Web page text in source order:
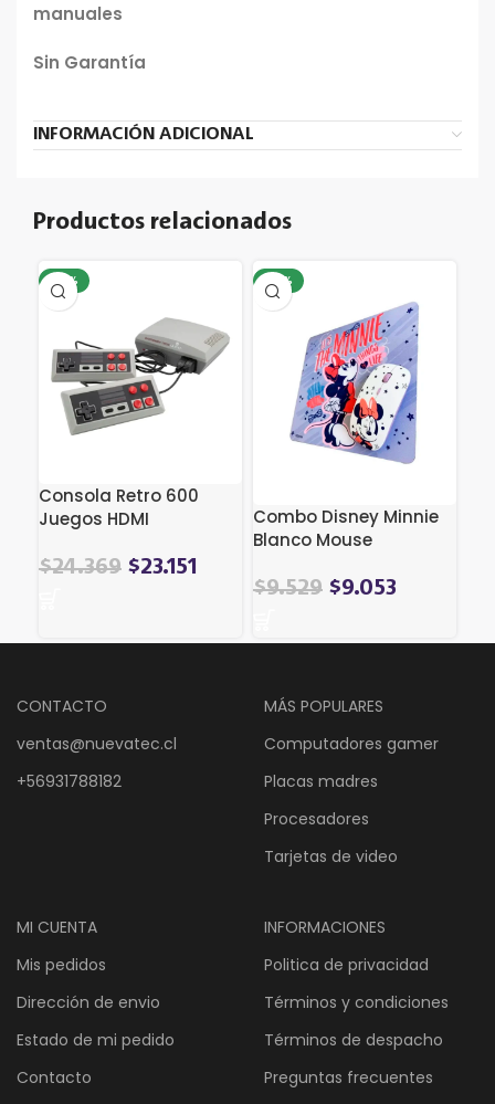
manuales
Sin Garantía
INFORMACIÓN ADICIONAL
Productos relacionados
-17%
Consola Retro 600
Juegos HDMI
El
era:
$24.369El
es:
$23.151
-17%
Combo Disney Minnie
Blanco Mouse
Mousepad
El
original
$11.435.
$9.529El
actual
$9.529.
$9.053
CONTACTO
ventas@nuevatec.cl
+56931788182
MÁS POPULARES
Computadores gamer
Placas madres
Procesadores
Tarjetas de video
MI CUENTA
Mis pedidos
Dirección de envio
Estado de mi pedido
Contacto
INFORMACIONES
Politica de privacidad
Términos y condiciones
Términos de despacho
Preguntas frecuentes